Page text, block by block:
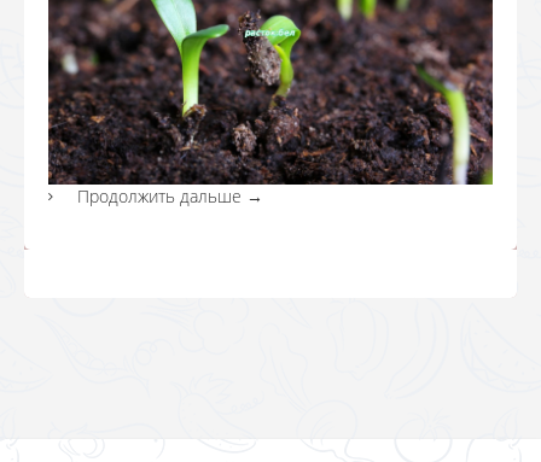
Продолжить дальше →